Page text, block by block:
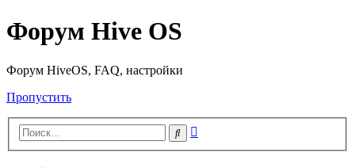
Форум Hive OS
Форум HiveOS, FAQ, настройки
Пропустить
Поиск